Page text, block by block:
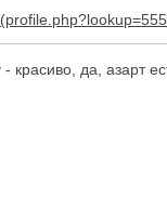
- красиво, да, азарт